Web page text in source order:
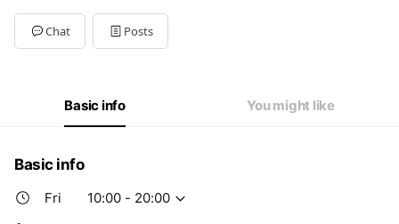
Chat Posts
Basic info You might like
Basic info
Fri
10:00 - 20:00